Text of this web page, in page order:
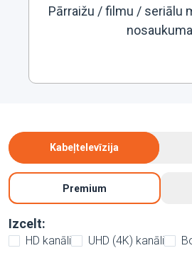
Pārraižu / filmu / seriālu
nosaukuma
Kabeļtelevīzija
Premium
Izcelt:
HD kanāli UHD (4K) kanāli